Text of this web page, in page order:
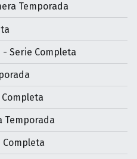
Temporada
- Serie Completa
Temporada
Completa